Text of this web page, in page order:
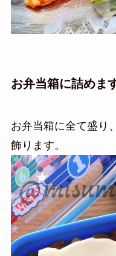
お弁当箱に詰めま
お弁当箱に全て盛り
飾ります。